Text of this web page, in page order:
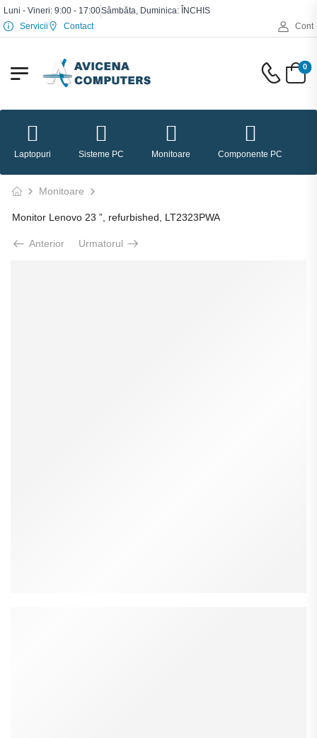
Luni - Vineri: 9:00 - 17:00Sâmbăta, Duminica: ÎNCHIS
Servicii
Contact Cont
0
Laptopuri Sisteme PC Monitoare Componente PC
Monitoare
Monitor Lenovo 23 ”, refurbished, LT2323PWA
Anterior Urmatorul